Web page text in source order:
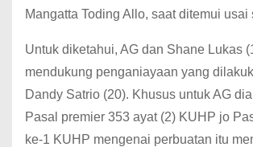
Mangatta Toding Allo, saat ditemui usai
Untuk diketahui, AG dan Shane Lukas
mendukung penganiayaan yang
Dandy Satrio (20). Khusus untuk AG
Pasal premier 353 ayat (2) KUHP jo
ke-1 KUHP mengenai perbuatan itu